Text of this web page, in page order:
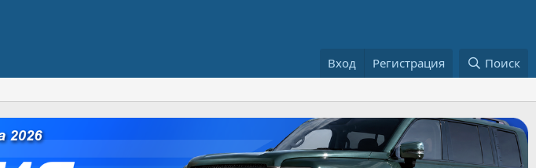
Вход Регистрация Поиск